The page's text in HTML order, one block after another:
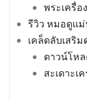
พระเครื่อ
รีวิว หมอดูแ
เคล็ดลับเสริม
ดาวน์โห
สะเดาะเ